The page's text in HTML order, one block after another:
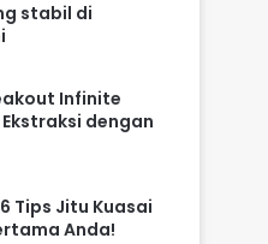
stabil di
Infinite
dengan
Tips Jitu Kuasai
Anda!